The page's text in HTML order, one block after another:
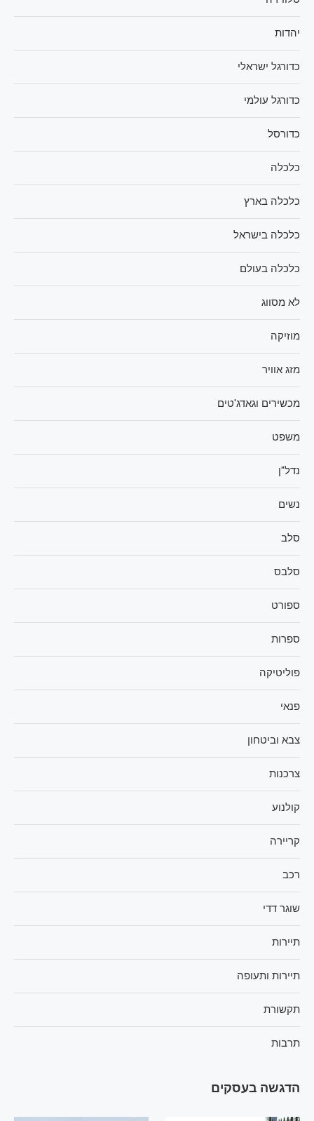
יהדות
כדורגל ישראלי
כדורגל עולמי
כדורסל
כלכלה
כלכלה בארץ
כלכלה בישראל
כלכלה בעולם
לא מסווג
מוזיקה
מזג אוויר
מכשירים וגאדג'טים
משפט
נדל"ן
נשים
סלב
סלבס
ספורט
ספרות
פוליטיקה
פנאי
צבא וביטחון
צרכנות
קולנוע
קריירה
רכב
שוגר דדי
תיירות
תיירות ותעופה
תקשורת
תרבות
הדגשה בעסקים